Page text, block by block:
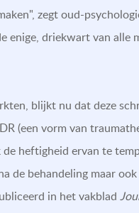
zegt oud-
driekwart van alle
blijkt nu dat deze
(een vorm van
heftigheid ervan te
de behandeling maar
in het vakblad